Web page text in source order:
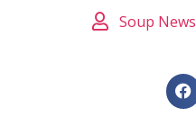
Soup News